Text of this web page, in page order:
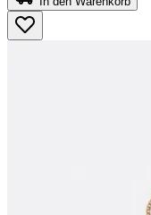
5
Sternen.
4